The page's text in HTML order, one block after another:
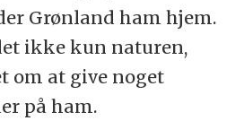
Grønland ham hjem.
ikke kun naturen,
om at give noget
på ham.